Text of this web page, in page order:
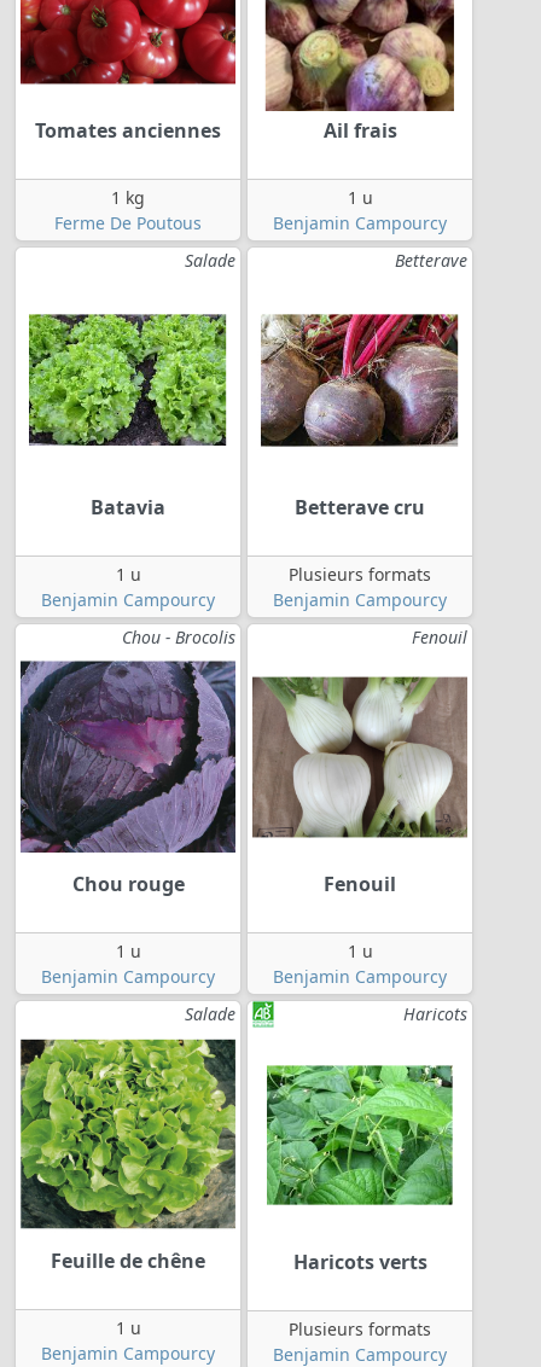
Tomates anciennes
1 kg
Ferme De Poutous
Ail frais
1 u
Benjamin Campourcy
Salade
Batavia
1 u
Benjamin Campourcy
Betterave
Betterave cru
Plusieurs formats
Benjamin Campourcy
Chou - Brocolis
Chou rouge
1 u
Benjamin Campourcy
Fenouil
Fenouil
1 u
Benjamin Campourcy
Salade
Feuille de chêne
1 u
Benjamin Campourcy
Haricots
Haricots verts
Plusieurs formats
Benjamin Campourcy